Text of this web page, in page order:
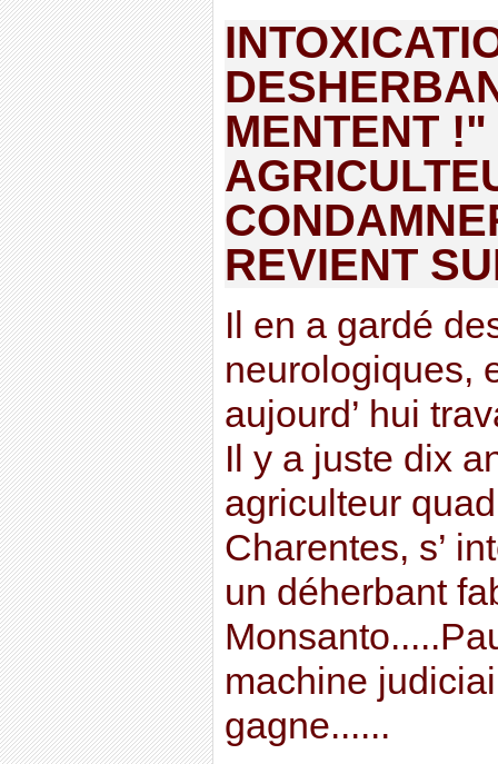
MENTENT
REVIENT
Il en a gardé
neurologiques,
aujourd’ hui
Il y a juste dix
agriculteur
Charentes, s’
un déherbant
machine
gagne......